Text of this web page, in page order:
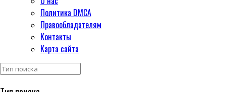
Политика DMCA
Правообладателям
Контакты
Карта сайта